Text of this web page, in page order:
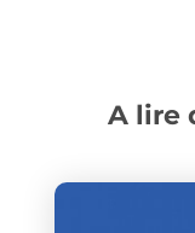
A lire